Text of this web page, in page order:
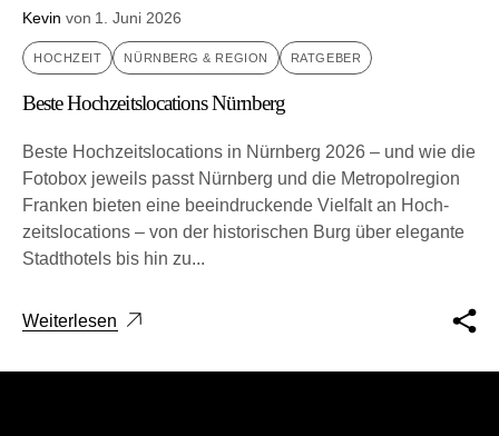
Kevin von 1. Juni 2026
HOCHZEIT NÜRNBERG & REGION RATGEBER
Beste Hochzeitslocations Nürnberg
Beste Hochzeitslocations in Nürnberg 2026 – und wie die
Fotobox jeweils passt Nürnberg und die Metro­pol­re­gi­on
Fran­ken bie­ten eine beein­dru­cken­de Viel­falt an Hoch­
zeits­lo­ca­ti­ons – von der his­to­ri­schen Burg über ele­gan­te
Stadt­ho­tels bis hin zu...
Weiterlesen